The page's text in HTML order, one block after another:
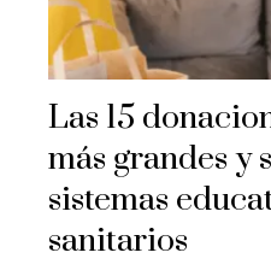
Las 15
más grandes y
sistemas
sanitarios